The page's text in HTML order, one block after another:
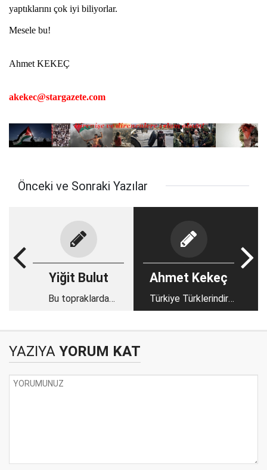
yaptıklarını çok iyi biliyorlar.
Mesele bu!
Ahmet KEKEÇ
akekec@stargazete.com
Önceki ve Sonraki Yazılar
Yiğit Bulut
Bu topraklarda
Ahmet Kekeç
Türkiye Türklerindir
sofrasında oturmuş
YAZIYA YORUM KAT